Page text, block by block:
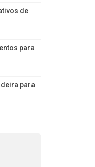
de
para
para